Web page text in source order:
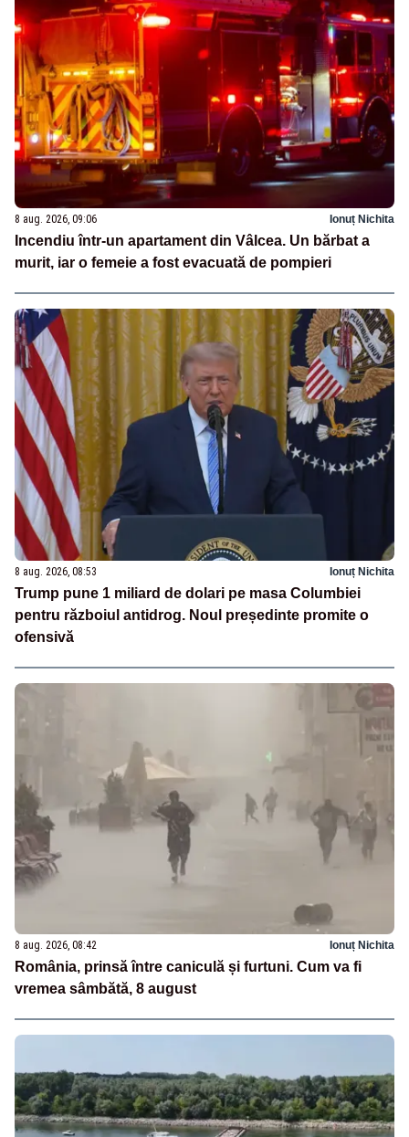
8 aug. 2026, 09:06 Ionuț Nichita
Incendiu într-un apartament din Vâlcea. Un bărbat a
murit, iar o femeie a fost evacuată de pompieri
8 aug. 2026, 08:53 Ionuț Nichita
Trump pune 1 miliard de dolari pe masa Columbiei
pentru războiul antidrog. Noul președinte promite o
ofensivă
8 aug. 2026, 08:42 Ionuț Nichita
România, prinsă între caniculă și furtuni. Cum va fi
vremea sâmbătă, 8 august